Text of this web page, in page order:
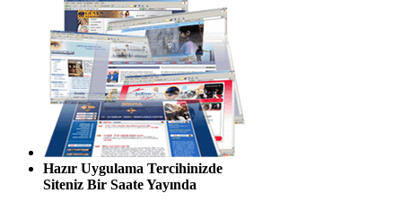
Hazır Uygulama Tercihinizde
Siteniz Bir Saate Yayında